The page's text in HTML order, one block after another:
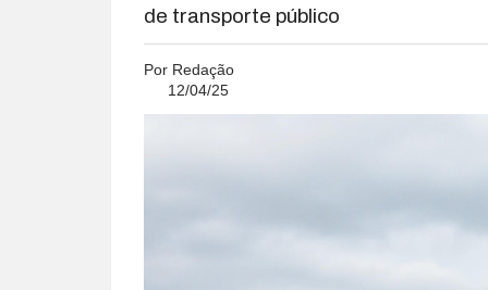
de transporte público
Por Redação
12/04/25